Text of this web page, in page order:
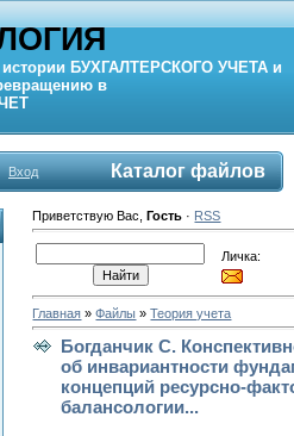
БУХГАЛТЕРСКОГО УЧЕТА и
в
Вход Каталог файлов
Приветствую Вас ,Гость · RSS
Личка:
Главная »Файлы »Теория учета
Богданчик С.
об инвариантности
концепций ресурсно-
балансологии...